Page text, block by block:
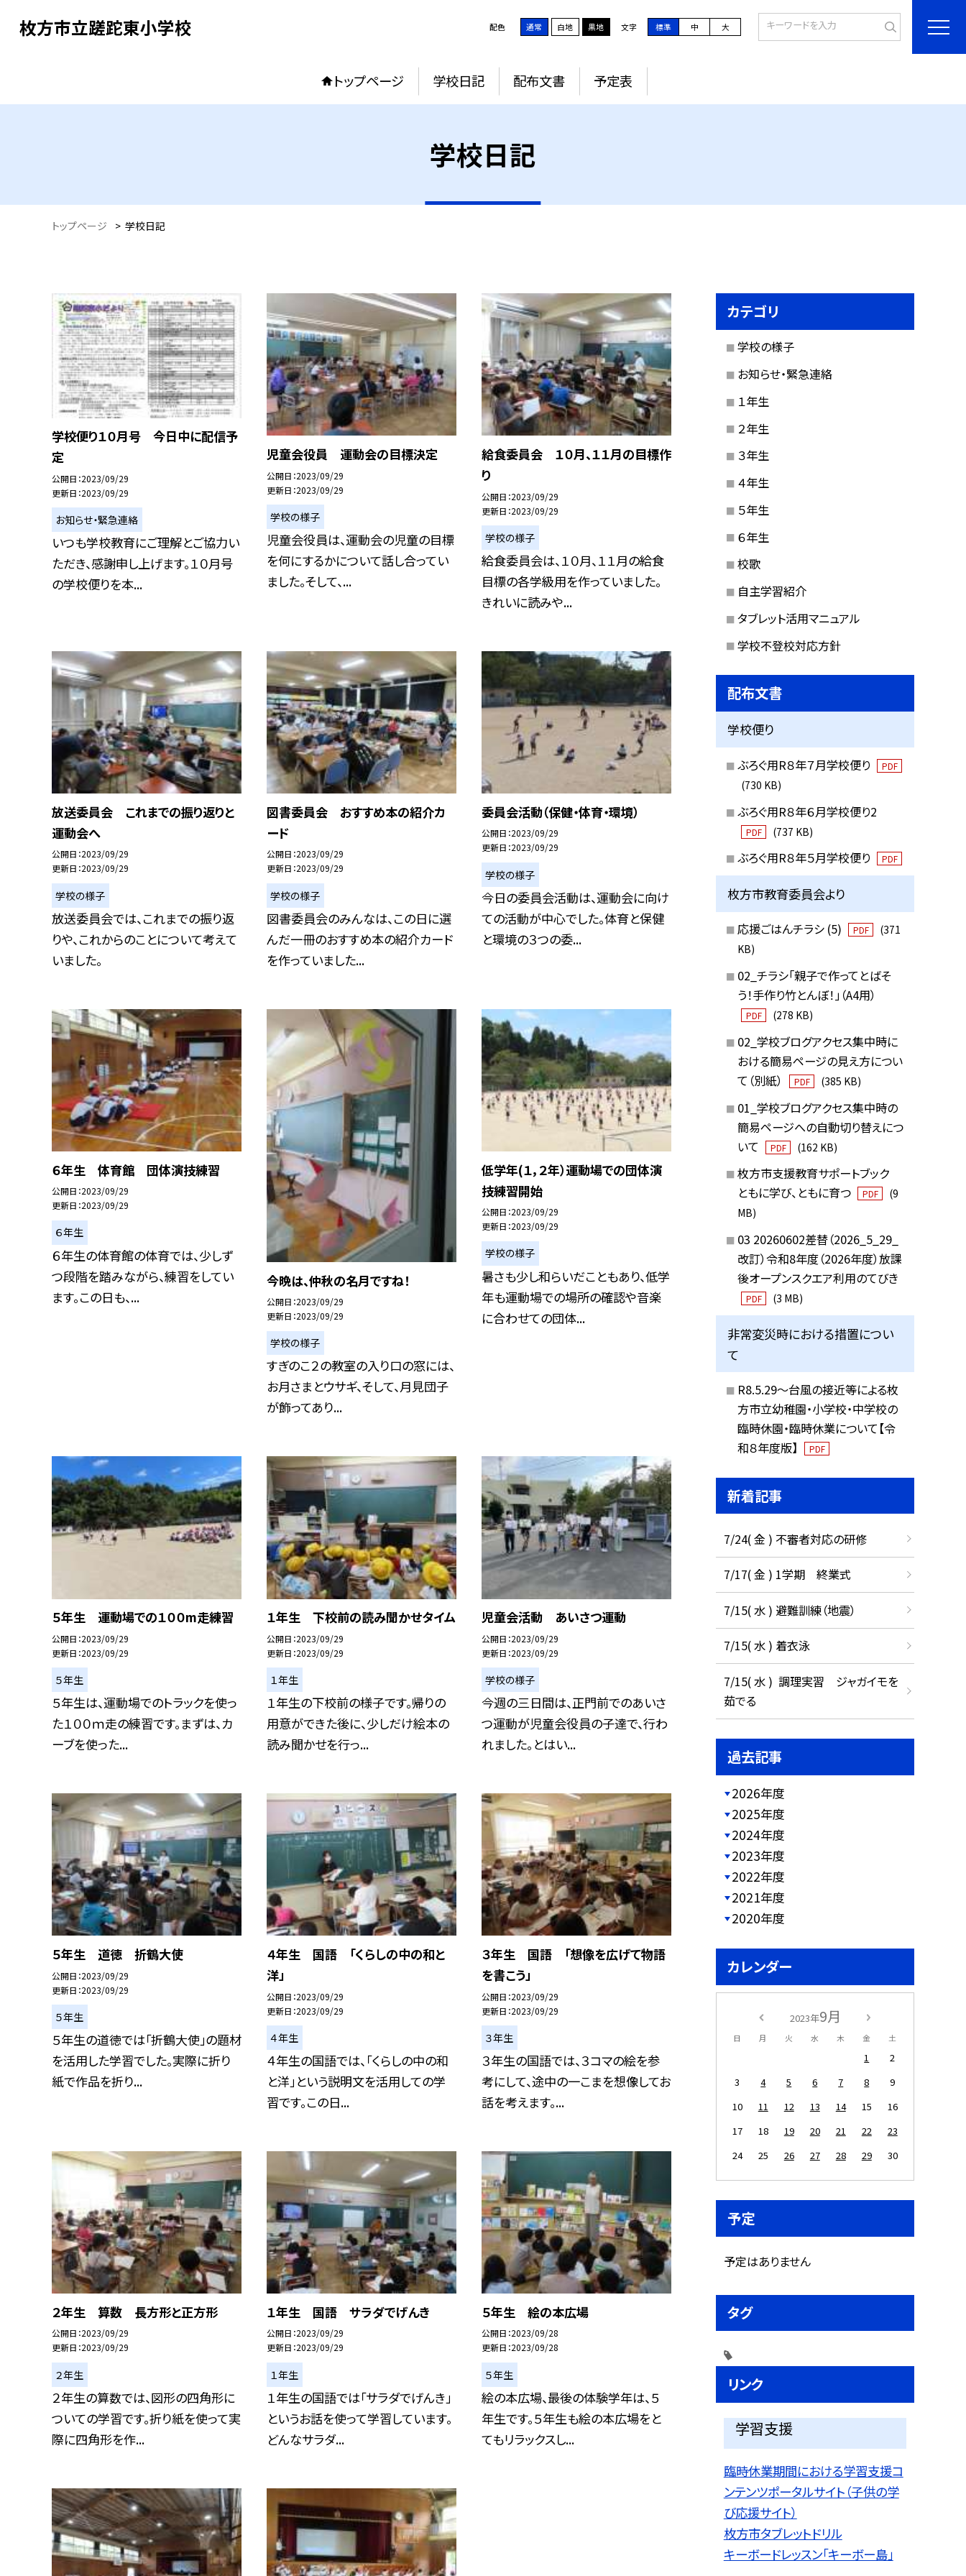
枚方市立蹉跎東小学校 配色 通常 白地 黒地 文字 標準 中 大
トップページ 学校日記 配布文書 予定表
学校日記
トップページ > 学校日記
学校便り１０月号 今日中に配信予
定
公開日 2023/09/29
更新日 2023/09/29
お知らせ・緊急連絡
いつも学校教育にご理解とご協力い
ただき、感謝申し上げます。１０月号
の学校便りを本...
児童会役員 運動会の目標決定
公開日 2023/09/29
更新日 2023/09/29
学校の様子
児童会役員は、運動会の児童の目標
を何にするかについて話し合ってい
ました。そして、...
給食委員会 １０月、１１月の目標作
り
公開日 2023/09/29
更新日 2023/09/29
学校の様子
給食委員会は、１０月、１１月の給食
目標の各学級用を作っていました。
きれいに読みや...
放送委員会 これまでの振り返りと
運動会へ
公開日 2023/09/29
更新日 2023/09/29
学校の様子
放送委員会では、これまでの振り返
りや、これからのことについて考えて
いました。
図書委員会 おすすめ本の紹介カ
ード
公開日 2023/09/29
更新日 2023/09/29
学校の様子
図書委員会のみんなは、この日に選
んだ一冊のおすすめ本の紹介カード
を作っていました...
委員会活動（保健・体育・環境）
公開日 2023/09/29
更新日 2023/09/29
学校の様子
今日の委員会活動は、運動会に向け
ての活動が中心でした。体育と保健
と環境の３つの委...
６年生 体育館 団体演技練習
公開日 2023/09/29
更新日 2023/09/29
６年生
６年生の体育館の体育では、少しず
つ段階を踏みながら、練習をしてい
ます。この日も、...
今晩は、仲秋の名月ですね！
公開日 2023/09/29
更新日 2023/09/29
学校の様子
すぎのこ２の教室の入り口の窓には、
お月さまとウサギ、そして、月見団子
が飾ってあり...
低学年(１，２年）運動場での団体演
技練習開始
公開日 2023/09/29
更新日 2023/09/29
学校の様子
暑さも少し和らいだこともあり、低学
年も運動場での場所の確認や音楽
に合わせての団体...
５年生 運動場での１００m走練習
公開日 2023/09/29
更新日 2023/09/29
５年生
５年生は、運動場でのトラックを使っ
た１００ｍ走の練習です。まずは、カ
ーブを使った...
１年生 下校前の読み聞かせタイム
公開日 2023/09/29
更新日 2023/09/29
１年生
１年生の下校前の様子です。帰りの
用意ができた後に、少しだけ絵本の
読み聞かせを行っ...
児童会活動 あいさつ運動
公開日 2023/09/29
更新日 2023/09/29
学校の様子
今週の三日間は、正門前でのあいさ
つ運動が児童会役員の子達で、行わ
れました。とはい...
５年生 道徳 折鶴大使
公開日 2023/09/29
更新日 2023/09/29
５年生
５年生の道徳では「折鶴大使」の題材
を活用した学習でした。実際に折り
紙で作品を折り...
４年生 国語 「くらしの中の和と
洋」
公開日 2023/09/29
更新日 2023/09/29
４年生
４年生の国語では、「くらしの中の和
と洋」という説明文を活用しての学
習です。この日...
３年生 国語 「想像を広げて物語
を書こう」
公開日 2023/09/29
更新日 2023/09/29
３年生
３年生の国語では、３コマの絵を参
考にして、途中の一こまを想像してお
話を考えます。...
２年生 算数 長方形と正方形
公開日 2023/09/29
更新日 2023/09/29
２年生
２年生の算数では、図形の四角形に
ついての学習です。折り紙を使って実
際に四角形を作...
１年生 国語 サラダでげんき
公開日 2023/09/29
更新日 2023/09/29
１年生
１年生の国語では「サラダでげんき」
というお話を使って学習しています。
どんなサラダ...
５年生 絵の本広場
公開日 2023/09/28
更新日 2023/09/28
５年生
絵の本広場、最後の体験学年は、５
年生です。５年生も絵の本広場をと
てもリラックスし...
カテゴリ
学校の様子
お知らせ・緊急連絡
１年生
２年生
３年生
４年生
５年生
６年生
校歌
自主学習紹介
タブレット活用マニュアル
学校不登校対応方針
配布文書
学校便り
ぶろぐ用R８年７月学校便り PDF
(730 KB)
ぶろぐ用R８年６月学校便り2
PDF (737 KB)
ぶろぐ用R８年５月学校便り PDF
枚方市教育委員会より
応援ごはんチラシ (5) PDF
(371
KB)
02_チラシ「親子で作ってとばそ
う！手作り竹とんぼ！」（A4用）
PDF (278 KB)
02_学校ブログアクセス集中時に
おける簡易ページの見え方につい
て（別紙）
PDF (385 KB)
01_学校ブログアクセス集中時の
簡易ページへの自動切り替えにつ
いて
PDF (162 KB)
枚方市支援教育サポートブック
ともに学び、ともに育つ
PDF
(9
MB)
03 20260602差替（2026_5_29_
改訂）令和8年度（2026年度）放課
後オープンスクエア利用のてびき
PDF (3 MB)
非常変災時における措置につい
て
R8.5.29～台風の接近等による枚
方市立幼稚園・小学校・中学校の
臨時休園・臨時休業について【令
和８年度版】
PDF
新着記事
7/24( 金 ) 不審者対応の研修
7/17( 金 ) 1学期 終業式
7/15( 水 ) 避難訓練（地震）
7/15( 水 ) 着衣泳
7/15( 水 ) 調理実習 ジャガイモを
茹でる
過去記事
2026年度
2025年度
2024年度
2023年度
2022年度
2021年度
2020年度
カレンダー
2023年9月
日 月 火 水 木 金 土
1
2
3
4 5 6 7 8
9
10
11 12 13 14 15
16
17
18 19 20 21 22
23
24
25 26 27 28 29 30
予定
予定はありません
タグ
リンク
学習支援
臨時休業期間における学習支援コ
ンテンツポータルサイト（子供の学
び応援サイト）
枚方市タブレットドリル
キーボードレッスン「キーボー島」